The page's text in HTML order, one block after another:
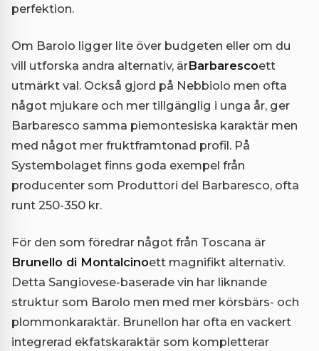
perfektion.
Om Barolo ligger lite över budgeten eller om du
vill utforska andra alternativ, ärBarbarescoett
utmärkt val. Också gjord på Nebbiolo men ofta
något mjukare och mer tillgänglig i unga år, ger
Barbaresco samma piemontesiska karaktär men
med något mer fruktframtonad profil. På
Systembolaget finns goda exempel från
producenter som Produttori del Barbaresco, ofta
runt 250-350 kr.
För den som föredrar något från Toscana är
Brunello di Montalcinoett magnifikt alternativ.
Detta Sangiovese-baserade vin har liknande
struktur som Barolo men med mer körsbärs- och
plommonkaraktär. Brunellon har ofta en vackert
integrerad ekfatskaraktär som kompletterar